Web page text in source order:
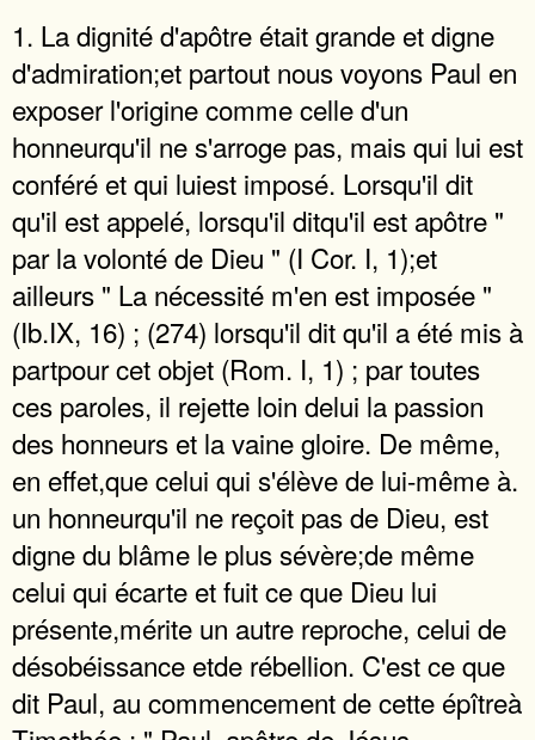
1. La dignité d'apôtre était grande et digne
d'admiration;et partout nous voyons Paul en
exposer l'origine comme celle d'un
honneurqu'il ne s'arroge pas, mais qui lui est
conféré et qui luiest imposé. Lorsqu'il dit
qu'il est appelé, lorsqu'il ditqu'il est apôtre "
par la volonté de Dieu " (I Cor. I, 1);et
ailleurs " La nécessité m'en est imposée "
(Ib.IX, 16) ; (274) lorsqu'il dit qu'il a été mis à
partpour cet objet (Rom. I, 1) ; par toutes
ces paroles, il rejette loin delui la passion
des honneurs et la vaine gloire. De même,
en effet,que celui qui s'élève de lui-même à.
un honneurqu'il ne reçoit pas de Dieu, est
digne du blâme le plus sévère;de même
celui qui écarte et fuit ce que Dieu lui
présente,mérite un autre reproche, celui de
désobéissance etde rébellion. C'est ce que
dit Paul, au commencement de cette épîtreà